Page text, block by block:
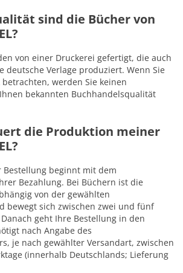
sind die Bücher von
von einer Druckerei gefertigt, die auch
deutsche Verlage produziert. Wenn Sie
betrachten, werden Sie keinen
bekannten Buchhandelsqualität
die Produktion meiner
Bestellung beginnt mit dem
Bezahlung. Bei Büchern ist die
von der gewählten
bewegt sich zwischen zwei und fünf
geht Ihre Bestellung in den
nach Angabe des
je nach gewählter Versandart, zwischen
(innerhalb Deutschlands; Lieferung